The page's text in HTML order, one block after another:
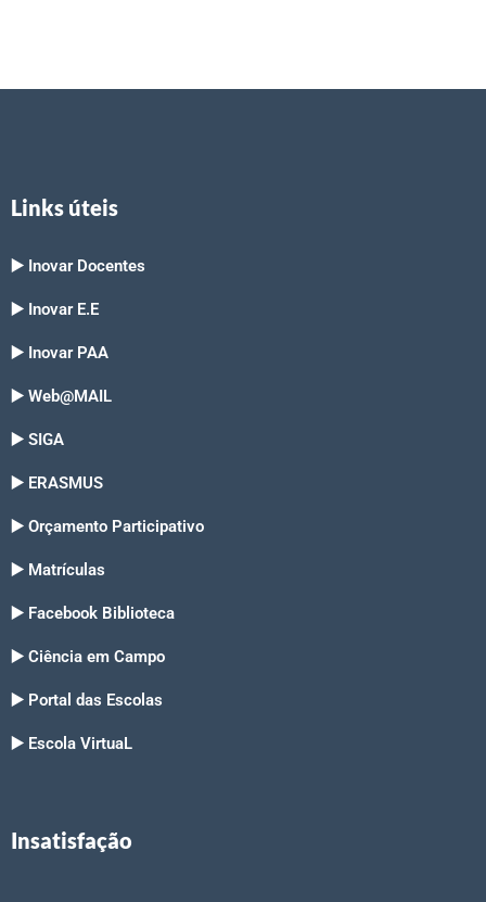
Links úteis
▶️ Inovar Docentes
▶️ Inovar E.E
▶️ Inovar PAA
▶️ Web@MAIL
▶️ SIGA
▶️ ERASMUS
▶️ Orçamento Participativo
▶️ Matrículas
▶️ Facebook Biblioteca
▶️ Ciência em Campo
▶️ Portal das Escolas
▶️ Escola VirtuaL
Insatisfação